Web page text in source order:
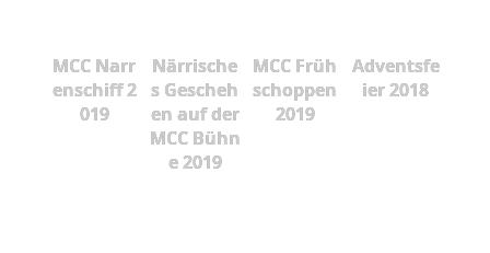
MCC Narr
enschiff 2
019
Närrische
s Gescheh
en auf der
MCC Bühn
e 2019
MCC Früh
schoppen
2019
Adventsfe
ier 2018